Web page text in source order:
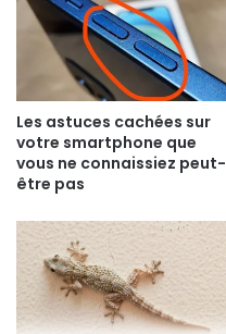
Les astuces cachées sur
votre smartphone que
vous ne connaissiez peut-
être pas